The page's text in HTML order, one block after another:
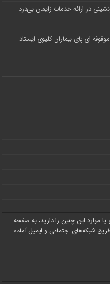
ای پای بیماران کلیوی ایستاد
یا موارد این چنین را دارید، به صفحه
شبکه‌های اجتماعی و ایمیل آماده